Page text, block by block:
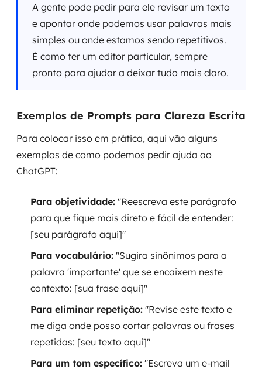
A gente pode pedir para ele revisar um texto
e apontar onde podemos usar palavras mais
simples ou onde estamos sendo repetitivos.
É como ter um editor particular, sempre
pronto para ajudar a deixar tudo mais claro.
Exemplos de Prompts para Clareza Escrita
Para colocar isso em prática, aqui vão alguns
exemplos de como podemos pedir ajuda ao
ChatGPT:
Para objetividade: "Reescreva este parágrafo
para que fique mais direto e fácil de entender:
[seu parágrafo aqui]"
Para vocabulário: "Sugira sinônimos para a
palavra 'importante' que se encaixem neste
contexto: [sua frase aqui]"
Para eliminar repetição: "Revise este texto e
me diga onde posso cortar palavras ou frases
repetidas: [seu texto aqui]"
Para um tom específico: "Escreva um e-mail